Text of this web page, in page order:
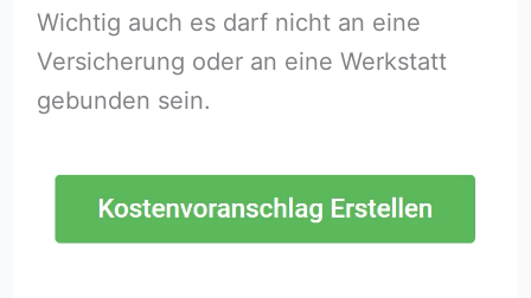
Wichtig auch es darf nicht an eine
Versicherung oder an eine Werkstatt
gebunden sein.